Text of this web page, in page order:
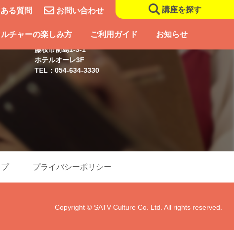
る質問 お問い合わせ 講座を探す
チャーの楽しみ方 ご利用ガイド お知らせ
藤枝スクール
藤枝市前島1-3-1
ホテルオーレ3F
TEL：054-634-3330
プライバシーポリシー
Copyright © SATV Culture Co. Ltd. All rights reserved.